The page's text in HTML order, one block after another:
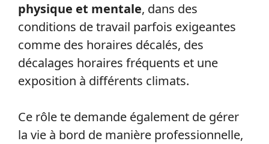
physique et mentale, dans des
conditions de travail parfois exigeantes
comme des horaires décalés, des
décalages horaires fréquents et une
exposition à différents climats.
Ce rôle te demande également de gérer
la vie à bord de manière professionnelle,